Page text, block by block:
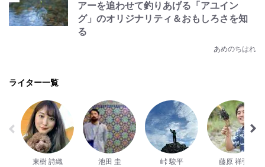
アーを追わせて釣りあげる「アユイン
グ」のオリジナリティ＆おもしろさを知
る
あめのちはれ
ライター一覧
東樹 詩織 池田 圭 峠 駿平 藤原 祥弘